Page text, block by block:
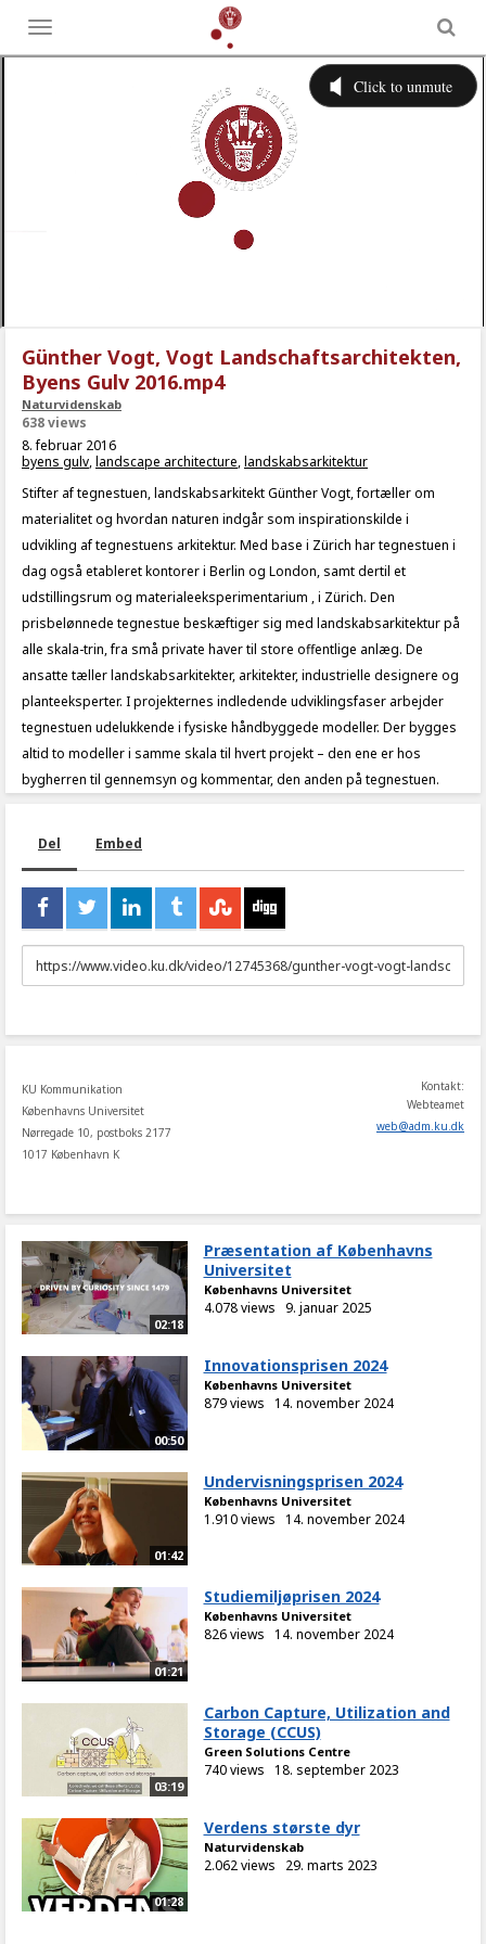
Toggle
menu
Günther Vogt, Vogt Landschaftsarchitekten,
Byens Gulv 2016.mp4
Naturvidenskab
638 views
8. februar 2016
byens gulv,landscape architecture,landskabsarkitektur
Stifter af tegnestuen, landskabsarkitekt Günther Vogt, fortæller om
materialitet og hvordan naturen indgår som inspirationskilde i
udvikling af tegnestuens arkitektur. Med base i Zürich har tegnestuen i
dag også etableret kontorer i Berlin og London, samt dertil et
udstillingsrum og materialeeksperimentarium , i Zürich. Den
prisbelønnede tegnestue beskæftiger sig med landskabsarkitektur på
alle skala-trin, fra små private haver til store offentlige anlæg. De
ansatte tæller landskabsarkitekter, arkitekter, industrielle designere og
planteeksperter. I projekternes indledende udviklingsfaser arbejder
tegnestuen udelukkende i fysiske håndbyggede modeller. Der bygges
altid to modeller i samme skala til hvert projekt – den ene er hos
bygherren til gennemsyn og kommentar, den anden på tegnestuen.
Del Embed
URL
to
KU Kommunikation
Københavns Universitet
Nørregade 10, postboks 2177
1017 København K
Kontakt:
Webteamet
web@adm.ku.dk
02:18
Præsentation af Københavns
Universitet
Københavns Universitet
4.078 views 9. januar 2025
00:50
Innovationsprisen 2024
Københavns Universitet
879 views 14. november 2024
01:42
Undervisningsprisen 2024
Københavns Universitet
1.910 views 14. november 2024
01:21
Studiemiljøprisen 2024
Københavns Universitet
826 views 14. november 2024
03:19
Carbon Capture, Utilization and
Storage (CCUS)
Green Solutions Centre
740 views 18. september 2023
01:28
Verdens største dyr
Naturvidenskab
2.062 views 29. marts 2023